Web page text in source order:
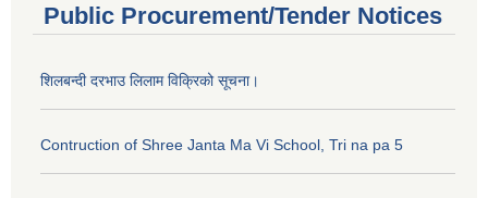
Public Procurement/Tender Notices
शिलबन्दी दरभाउ लिलाम विक्रिको सूचना।
Contruction of Shree Janta Ma Vi School, Tri na pa 5